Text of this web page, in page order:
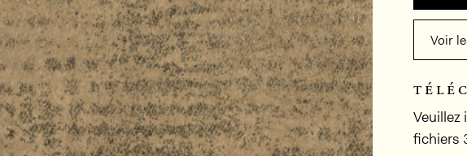
Voir
Veuillez
fichiers